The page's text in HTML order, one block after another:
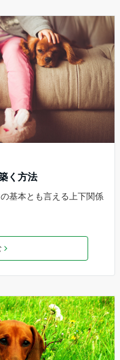
く方法
基本とも言える上下関係